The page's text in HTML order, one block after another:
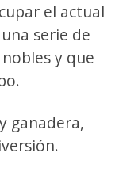
el actual
serie de
y que
ganadera,